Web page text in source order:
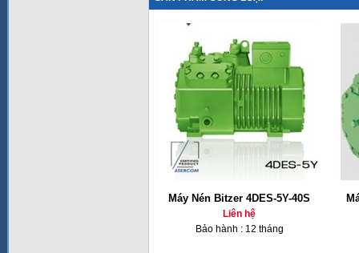
Máy Nén Bitzer 4DES-5Y-40S
Liên hệ
Bảo hành : 12 tháng